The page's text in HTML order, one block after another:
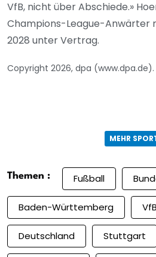
VfB, nicht über Abschiede.»
Champions-League-Anwärter
2028 unter Vertrag.
Copyright 2026, dpa
MEHR
Themen : Fußball
Baden-Württemberg
Deutschland Stuttgart